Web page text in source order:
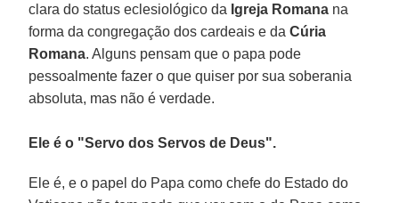
clara do status eclesiológico da Igreja Romana na
forma da congregação dos cardeais e daCúria
Romana. Alguns pensam que o papa pode
pessoalmente fazer o que quiser por sua soberania
absoluta, mas não é verdade.
Ele é o "Servo dos Servos de Deus".
Ele é, e o papel do Papa como chefe do Estado do